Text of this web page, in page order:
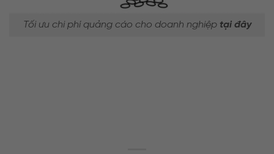
Tối ưu chi phí quảng cáo cho doanh nghiệp tại đây